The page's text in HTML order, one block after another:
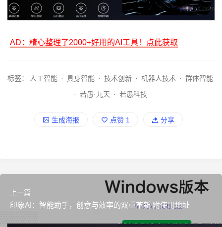
AD：精心整理了2000+好用的AI工具！点此获取
标签： 人工智能 · 具身智能 · 技术创新 · 机器人技术 · 群体智能
· 若愚·九天 · 若愚科技
生成海报 点赞 1 分享
上一篇
印象AI：智能助手，创意与效率的双重革新 附使用地址